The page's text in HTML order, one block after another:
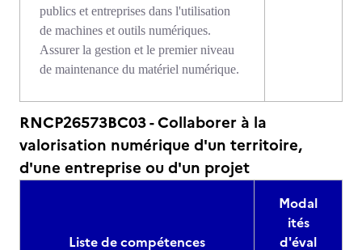
publics et entreprises dans l'utilisation
de machines et outils numériques.
Assurer la gestion et le premier niveau
de maintenance du matériel numérique.
RNCP26573BC03 - Collaborer à la
valorisation numérique d'un territoire,
d'une entreprise ou d'un projet
Liste de compétences
Modal
ités
d'éval